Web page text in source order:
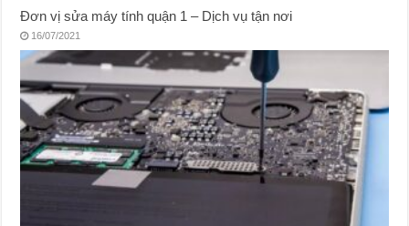
Đơn vị sửa máy tính quận 1 – Dịch vụ tận nơi
16/07/2021